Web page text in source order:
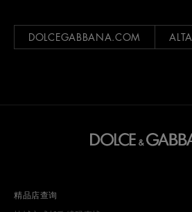
DOLCEGABBANA.COM
精品店查询